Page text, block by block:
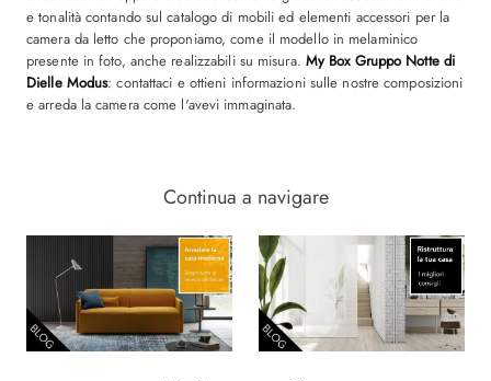
e tonalità contando sul catalogo di mobili ed elementi accessori per la
camera da letto che proponiamo, come il modello in melaminico
presente in foto, anche realizzabili su misura. My Box Gruppo Notte di
Dielle Modus: contattaci e ottieni informazioni sulle nostre composizioni
e arreda la camera come l'avevi immaginata.
Continua a navigare